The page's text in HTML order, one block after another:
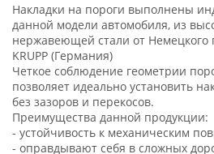
Накладки на пороги выполнены
данной модели автомобиля, из
нержавеющей стали от Немецкого
KRUPP (Германия)
Четкое соблюдение геометрии
позволяет идеально установить
без зазоров и перекосов.
Преимущества данной продукции:
- устойчивость к механическим
- оправдывают себя в сложных